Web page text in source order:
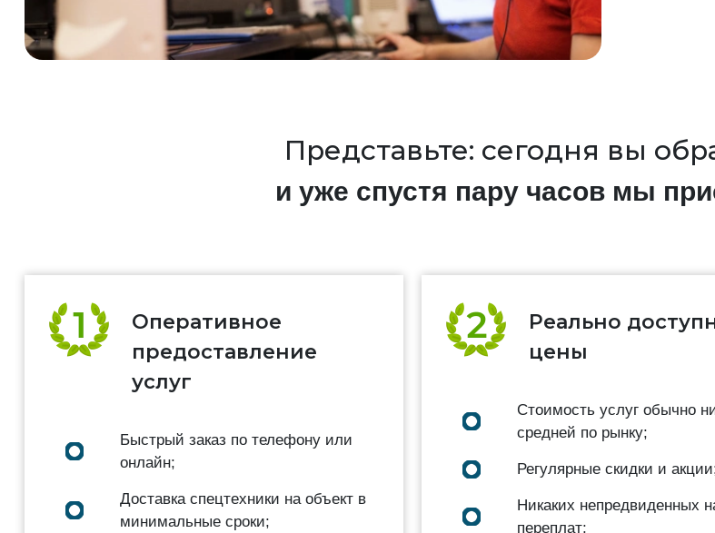
Представьте: сегодня вы
и уже спустя пару часов мы
Оперативное
предоставление
услуг
Быстрый заказ по телефону или
онлайн;
Доставка спецтехники на объект в
минимальные сроки;
Реально
цены
Стоимость услуг обычно
средней по рынку;
Регулярные скидки и
Никаких непредвиденных
переплат;